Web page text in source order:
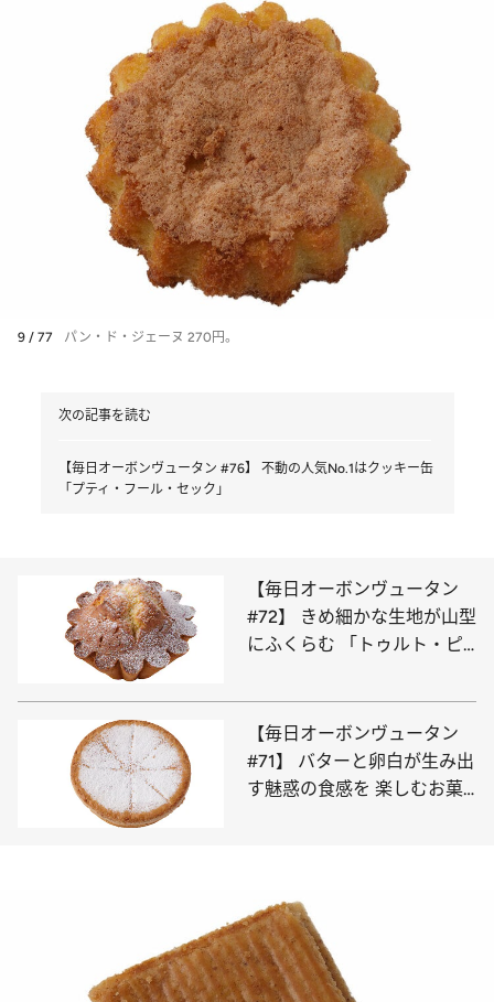
9 / 77 パン・ド・ジェーヌ 270円。
次の記事を読む
【毎日オーボンヴュータン #76】 不動の人気No.1はクッキー缶
「プティ・フール・セック」
【毎日オーボンヴュータン
#72】 きめ細かな生地が山型
にふくらむ 「トゥルト・ピ
【毎日オーボンヴュータン
#71】 バターと卵白が生み出
す魅惑の食感を 楽しむお菓